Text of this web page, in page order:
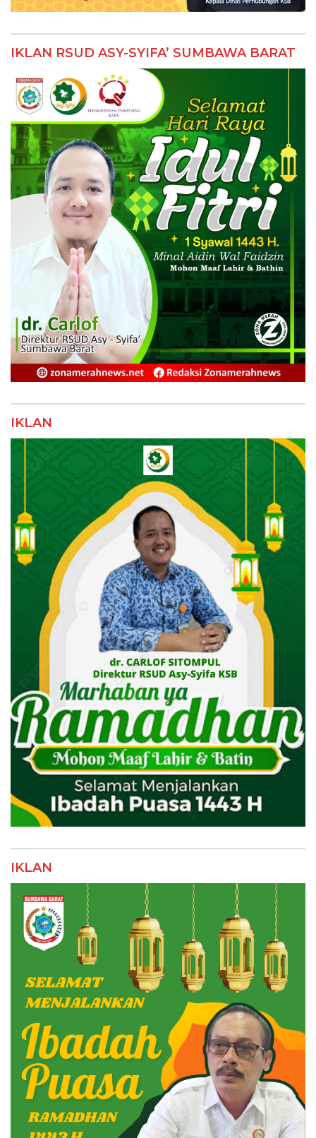
IKLAN RSUD ASY-SYIFA’ SUMBAWA BARAT
IKLAN
IKLAN